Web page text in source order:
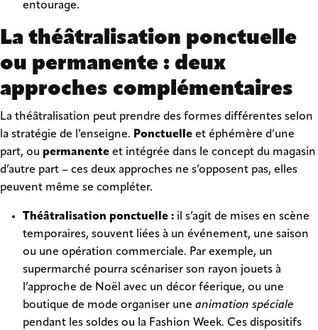
entourage.
La théâtralisation ponctuelle
ou permanente : deux
approches complémentaires
La théâtralisation peut prendre des formes différentes selon
la stratégie de l’enseigne. Ponctuelle et éphémère d’une
part, ou permanente et intégrée dans le concept du magasin
d’autre part – ces deux approches ne s’opposent pas, elles
peuvent même se compléter.
Théâtralisation ponctuelle : il s’agit de mises en scène
temporaires, souvent liées à un événement, une saison
ou une opération commerciale. Par exemple, un
supermarché pourra scénariser son rayon jouets à
l’approche de Noël avec un décor féerique, ou une
boutique de mode organiser une animation spéciale
pendant les soldes ou la Fashion Week. Ces dispositifs